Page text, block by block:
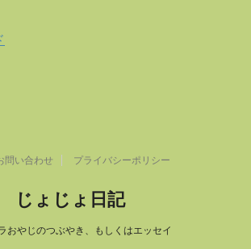
問い合わせ プライバシーポリシー
じょじょ日記
おやじのつぶやき、もしくはエッセイ